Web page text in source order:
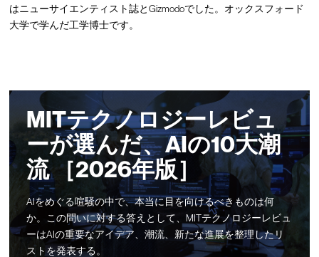
はニューサイエンティスト誌とGizmodoでした。オックスフォード
大学で学んだ工学博士です。
MITテクノロジーレビュ
ーが選んだ、AIの10大潮
流 ［2026年版］
AIをめぐる喧騒の中で、本当に目を向けるべきものは何
か。この問いに対する答えとして、MITテクノロジーレビュ
ーはAIの重要なアイデア、潮流、新たな進展を整理したリ
ストを発表する。